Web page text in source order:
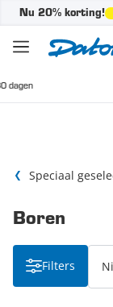
Nu 20% korting!
Speciaal
Boren
Filters